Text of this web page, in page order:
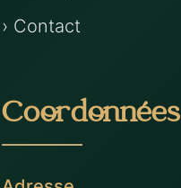
› Contact
Coordonnées